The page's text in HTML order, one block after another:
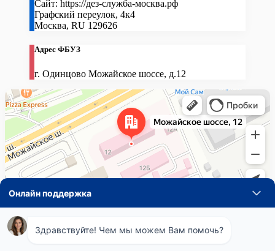
Сайт: https://дез-служба-москва.рф
Графский переулок, 4к4
Москва, RU 129626
Адрес ФБУЗ
г. Одинцово Можайское шоссе, д.12
Навигация
по
Понедельник
08:00 - 21:00